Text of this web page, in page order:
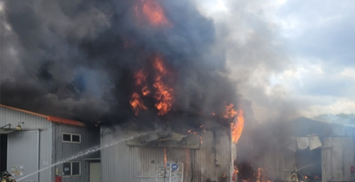
고양환경에너지시설(소각장) 소방